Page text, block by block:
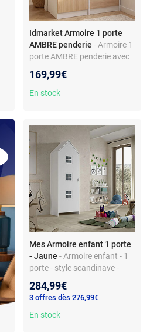
Idmarket Armoire 1 porte
AMBRE penderie - Armoire 1
porte AMBRE penderie avec
modulable façon hêtre et
blanc
169,99€
En stock
Mes Armoire enfant 1 porte
- Jaune - Armoire enfant - 1
porte - style scandinave -
284,99€
3 offres dès 276,99€
En stock